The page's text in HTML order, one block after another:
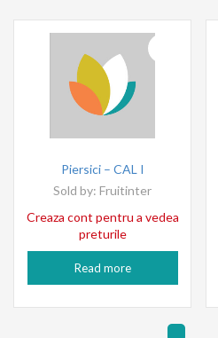
Piersici – CAL I
Sold by: Fruitinter
Creaza cont pentru a vedea
preturile
Read more